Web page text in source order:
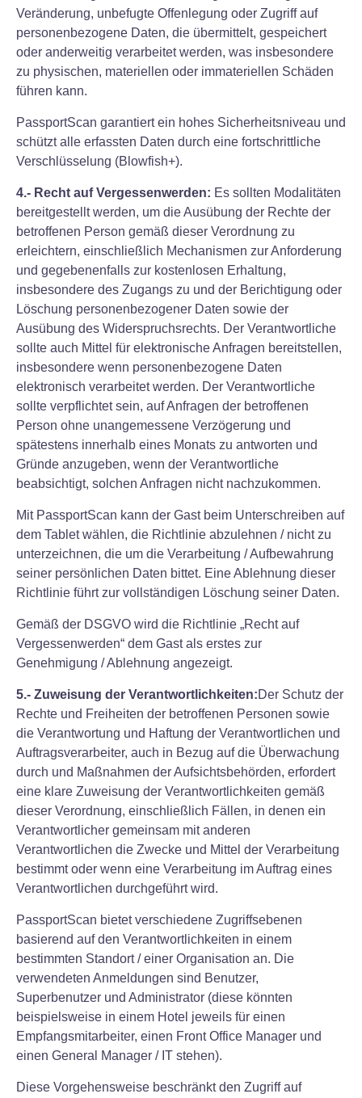
Veränderung, unbefugte Offenlegung oder Zugriff auf
personenbezogene Daten, die übermittelt, gespeichert
oder anderweitig verarbeitet werden, was insbesondere
zu physischen, materiellen oder immateriellen Schäden
führen kann.
PassportScan garantiert ein hohes Sicherheitsniveau und
schützt alle erfassten Daten durch eine fortschrittliche
Verschlüsselung (Blowfish+).
4.- Recht auf Vergessenwerden: Es sollten Modalitäten
bereitgestellt werden, um die Ausübung der Rechte der
betroffenen Person gemäß dieser Verordnung zu
erleichtern, einschließlich Mechanismen zur Anforderung
und gegebenenfalls zur kostenlosen Erhaltung,
insbesondere des Zugangs zu und der Berichtigung oder
Löschung personenbezogener Daten sowie der
Ausübung des Widerspruchsrechts. Der Verantwortliche
sollte auch Mittel für elektronische Anfragen bereitstellen,
insbesondere wenn personenbezogene Daten
elektronisch verarbeitet werden. Der Verantwortliche
sollte verpflichtet sein, auf Anfragen der betroffenen
Person ohne unangemessene Verzögerung und
spätestens innerhalb eines Monats zu antworten und
Gründe anzugeben, wenn der Verantwortliche
beabsichtigt, solchen Anfragen nicht nachzukommen.
Mit PassportScan kann der Gast beim Unterschreiben auf
dem Tablet wählen, die Richtlinie abzulehnen / nicht zu
unterzeichnen, die um die Verarbeitung / Aufbewahrung
seiner persönlichen Daten bittet. Eine Ablehnung dieser
Richtlinie führt zur vollständigen Löschung seiner Daten.
Gemäß der DSGVO wird die Richtlinie „Recht auf
Vergessenwerden“ dem Gast als erstes zur
Genehmigung / Ablehnung angezeigt.
5.- Zuweisung der Verantwortlichkeiten:Der Schutz der
Rechte und Freiheiten der betroffenen Personen sowie
die Verantwortung und Haftung der Verantwortlichen und
Auftragsverarbeiter, auch in Bezug auf die Überwachung
durch und Maßnahmen der Aufsichtsbehörden, erfordert
eine klare Zuweisung der Verantwortlichkeiten gemäß
dieser Verordnung, einschließlich Fällen, in denen ein
Verantwortlicher gemeinsam mit anderen
Verantwortlichen die Zwecke und Mittel der Verarbeitung
bestimmt oder wenn eine Verarbeitung im Auftrag eines
Verantwortlichen durchgeführt wird.
PassportScan bietet verschiedene Zugriffsebenen
basierend auf den Verantwortlichkeiten in einem
bestimmten Standort / einer Organisation an. Die
verwendeten Anmeldungen sind Benutzer,
Superbenutzer und Administrator (diese könnten
beispielsweise in einem Hotel jeweils für einen
Empfangsmitarbeiter, einen Front Office Manager und
einen General Manager / IT stehen).
Diese Vorgehensweise beschränkt den Zugriff auf